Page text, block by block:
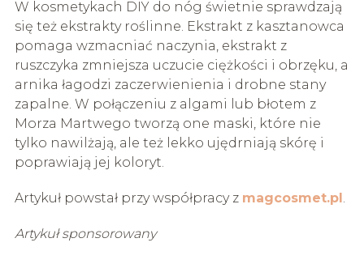
W kosmetykach DIY do nóg świetnie sprawdzają
się też ekstrakty roślinne. Ekstrakt z kasztanowca
pomaga wzmacniać naczynia, ekstrakt z
ruszczyka zmniejsza uczucie ciężkości i obrzęku, a
arnika łagodzi zaczerwienienia i drobne stany
zapalne. W połączeniu z algami lub błotem z
Morza Martwego tworzą one maski, które nie
tylko nawilżają, ale też lekko ujędrniają skórę i
poprawiają jej koloryt.
Artykuł powstał przy współpracy z magcosmet.pl.
Artykuł sponsorowany